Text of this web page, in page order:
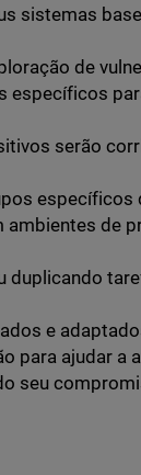
sistemas
de
específicos
serão
ambientes de
duplicando
e
para ajudar a
seu